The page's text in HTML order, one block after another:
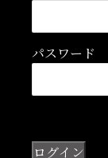
パスワード